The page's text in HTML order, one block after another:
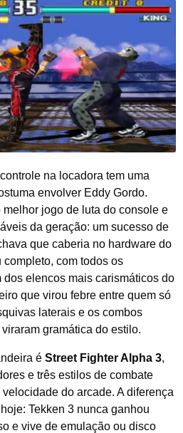
na locadora tem uma
envolver Eddy Gordo.
melhor jogo de luta do console e
da geração: um sucesso de
que caberia no hardware do
com todos os
dos elencos mais carismáticos do
que virou febre entre quem só
laterais e os combos
gramática do estilo.
é Street Fighter Alpha 3,
e três estilos de combate
do arcade. A diferença
Tekken 3 nunca ganhou
e vive de emulação ou disco